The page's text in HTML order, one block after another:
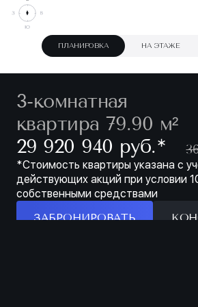
ПЛАНИРОВКА НА ЭТАЖЕ
3-комнатная
квартира 79.90 м²
29 920 940 руб.∗
*Стоимость квартиры указана с
действующих акций при условии
собственными средствами
ЗАБРОНИРОВАТЬ